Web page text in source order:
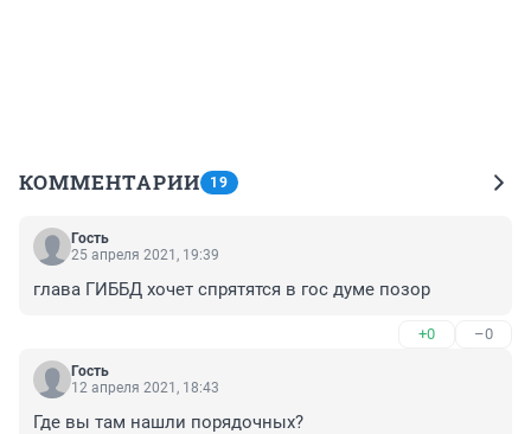
КОММЕНТАРИИ 19
Гость
25 апреля 2021, 19:39
глава ГИББД хочет спрятятся в гос думе позор
+0 –0
Гость
12 апреля 2021, 18:43
Где вы там нашли порядочных?